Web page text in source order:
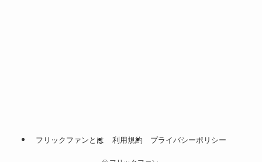
フリックファンとは 利用規約 プライバシーポリシー